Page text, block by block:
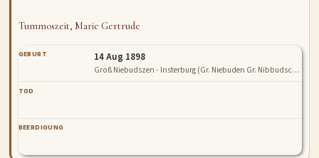
Tummoszeit, Marie Gertrude
GEBURT 14 Aug 1898
Groß Niebudszen - Insterburg (Gr. Niebuden Gr. Nibbudschen Niebudszen Gr. Niebudschen Steinsee)
TOD
BEERDIGUNG